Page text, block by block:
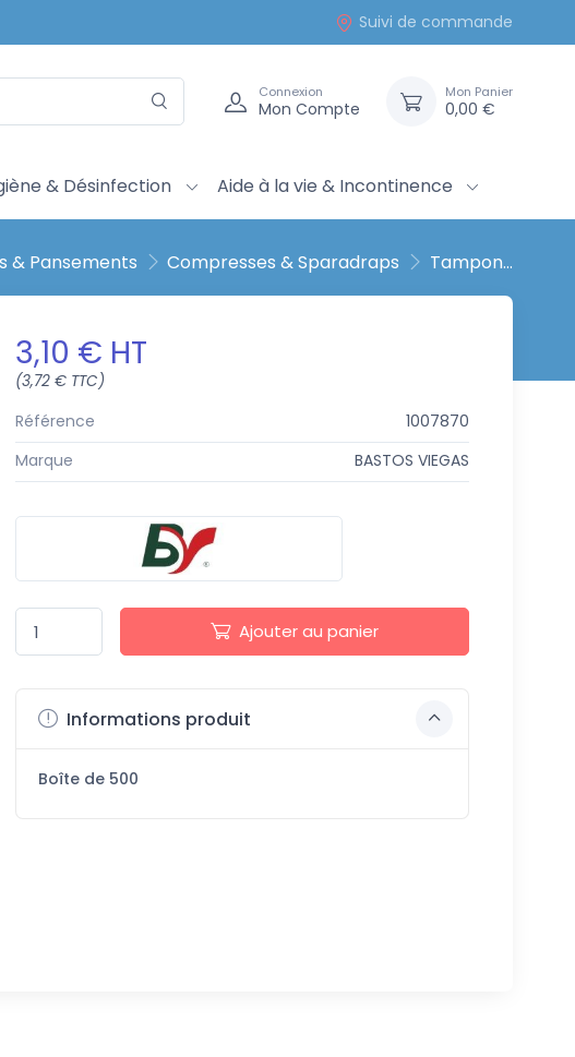
Suivi de commande
Connexion
Mon Compte
Mon Panier
0,00 €
& Désinfection Aide à la vie & Incontinence
& Pansements Compresses & Sparadraps Tampon...
3,10 € HT
(3,72 € TTC)
Référence
1007870
Marque
BASTOS VIEGAS
Ajouter au panier
Informations produit
Boîte de 500